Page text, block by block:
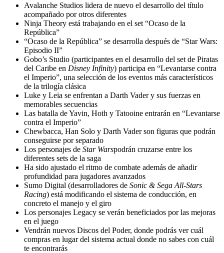
Avalanche Studios lidera de nuevo el desarrollo del título
acompañado por otros diferentes
Ninja Theory está trabajando en el set “Ocaso de la
República”
“Ocaso de la República” se desarrolla después de “Star Wars:
Episodio II”
Gobo’s Studio (participantes en el desarrollo del set de Piratas
del Caribe en Disney Infinity) participa en “Levantarse contra
el Imperio”, una selección de los eventos más característicos
de la trilogía clásica
Luke y Leia se enfrentan a Darth Vader y sus fuerzas en
memorables secuencias
Las batalla de Yavin, Hoth y Tatooine entrarán en “Levantarse
contra el Imperio”
Chewbacca, Han Solo y Darth Vader son figuras que podrán
conseguirse por separado
Los personajes de Star Warspodrán cruzarse entre los
diferentes sets de la saga
Ha sido ajustado el ritmo de combate además de añadir
profundidad para jugadores avanzados
Sumo Digital (desarrolladores de Sonic & Sega All-Stars
Racing) está modificando el sistema de conducción, en
concreto el manejo y el giro
Los personajes Legacy se verán beneficiados por las mejoras
en el juego
Vendrán nuevos Discos del Poder, donde podrás ver cuál
compras en lugar del sistema actual donde no sabes con cuál
te encontrarás